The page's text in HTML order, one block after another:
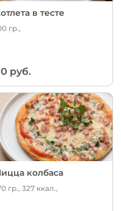
в тесте
гр.,
руб.
колбаса
гр., 327 ккал.,